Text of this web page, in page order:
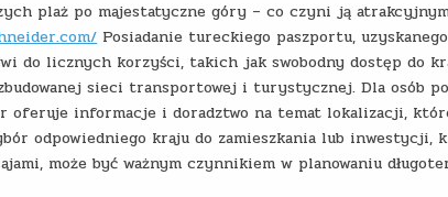
plaż po majestatyczne góry – co czyni ją
Posiadanie tureckiego paszportu,
do licznych korzyści, takich jak swobodny dostęp do
sieci transportowej i turystycznej. Dla osób
oferuje informacje i doradztwo na temat lokalizacji,
odpowiedniego kraju do zamieszkania lub inwestycji,
może być ważnym czynnikiem w planowaniu